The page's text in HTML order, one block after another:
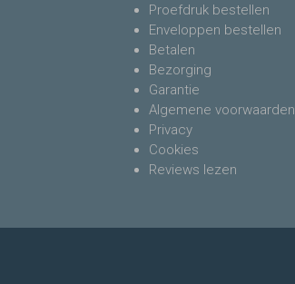
Proefdruk bestellen
Enveloppen bestellen
Betalen
Bezorging
Garantie
Algemene voorwaarden
Privacy
Cookies
Reviews lezen